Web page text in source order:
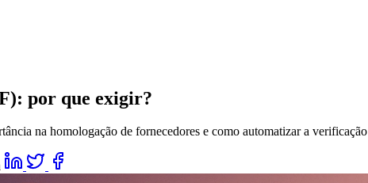
por que exigir?
na homologação de fornecedores e como automatizar a verificação